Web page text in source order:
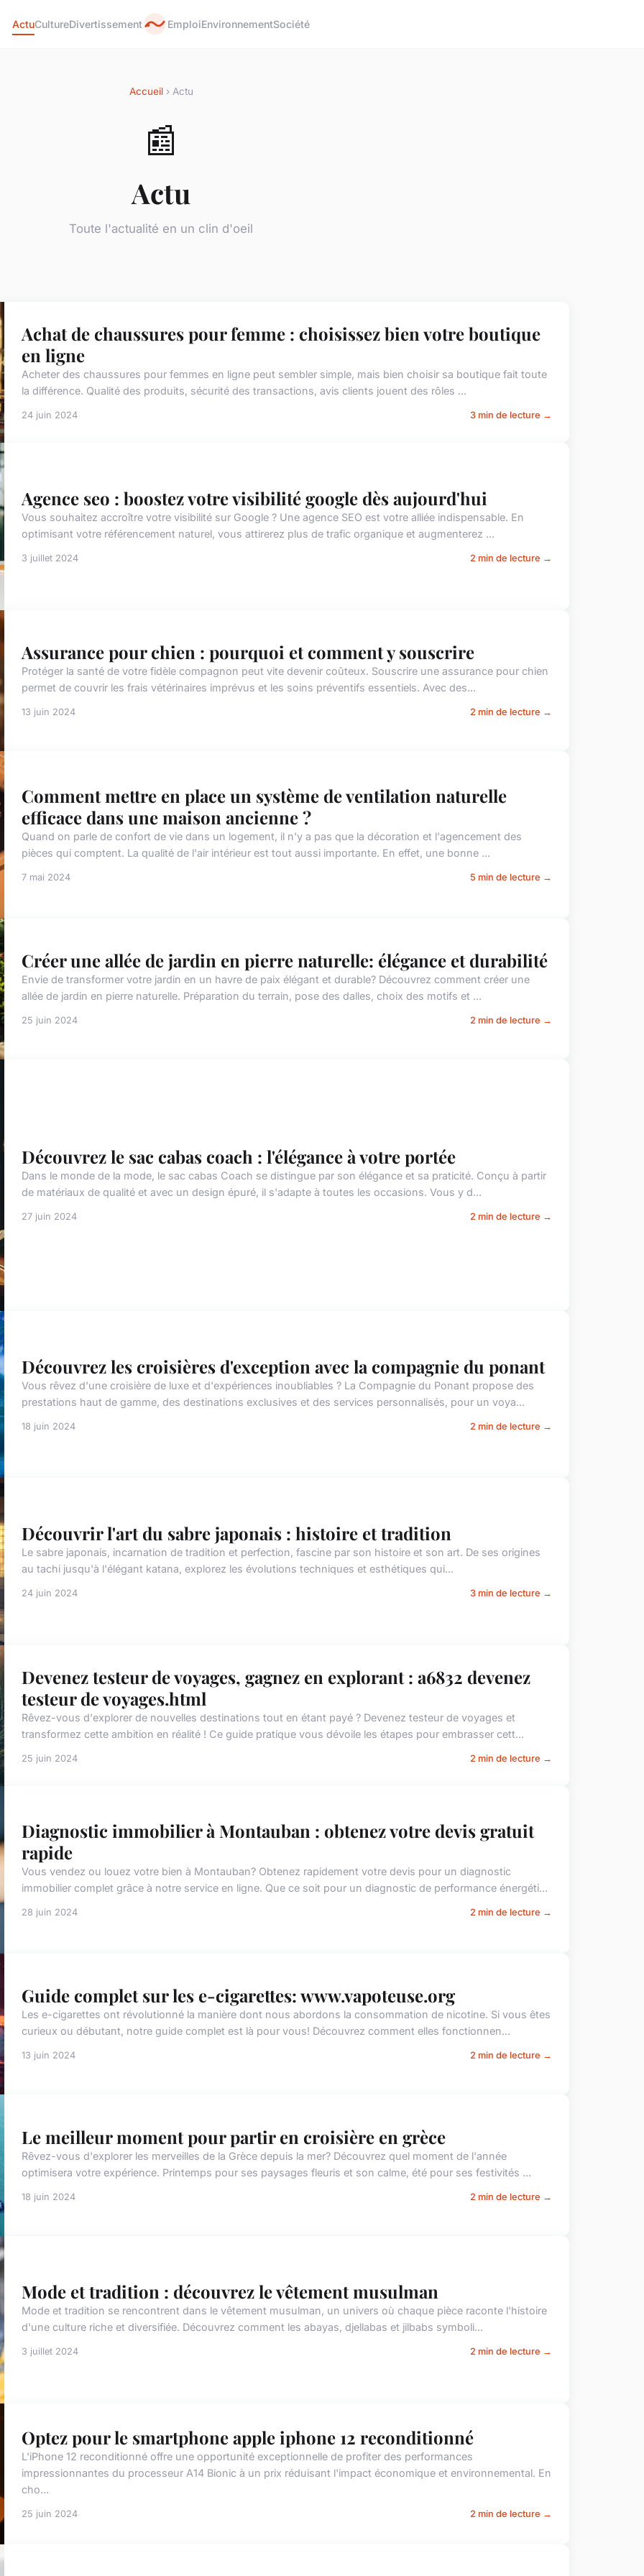
ActuCultureDivertissement EmploiEnvironnementSociété
Accueil› Actu
📰
Actu
Toute l'actualité en un clin d'oeil
Achat de chaussures pour femme : choisissez bien votre boutique
en ligne
Acheter des chaussures pour femmes en ligne peut sembler simple, mais bien choisir sa boutique fait toute
la différence. Qualité des produits, sécurité des transactions, avis clients jouent des rôles ...
24 juin 2024 3 min de lecture →
Agence seo : boostez votre visibilité google dès aujourd'hui
Vous souhaitez accroître votre visibilité sur Google ? Une agence SEO est votre alliée indispensable. En
optimisant votre référencement naturel, vous attirerez plus de trafic organique et augmenterez ...
3 juillet 2024 2 min de lecture →
Assurance pour chien : pourquoi et comment y souscrire
Protéger la santé de votre fidèle compagnon peut vite devenir coûteux. Souscrire une assurance pour chien
permet de couvrir les frais vétérinaires imprévus et les soins préventifs essentiels. Avec des...
13 juin 2024 2 min de lecture →
Comment mettre en place un système de ventilation naturelle
efficace dans une maison ancienne ?
Quand on parle de confort de vie dans un logement, il n'y a pas que la décoration et l'agencement des
pièces qui comptent. La qualité de l'air intérieur est tout aussi importante. En effet, une bonne ...
7 mai 2024 5 min de lecture →
Créer une allée de jardin en pierre naturelle: élégance et durabilité
Envie de transformer votre jardin en un havre de paix élégant et durable? Découvrez comment créer une
allée de jardin en pierre naturelle. Préparation du terrain, pose des dalles, choix des motifs et ...
25 juin 2024 2 min de lecture →
Découvrez le sac cabas coach : l'élégance à votre portée
Dans le monde de la mode, le sac cabas Coach se distingue par son élégance et sa praticité. Conçu à partir
de matériaux de qualité et avec un design épuré, il s'adapte à toutes les occasions. Vous y d...
27 juin 2024 2 min de lecture →
Découvrez les croisières d'exception avec la compagnie du ponant
Vous rêvez d'une croisière de luxe et d'expériences inoubliables ? La Compagnie du Ponant propose des
prestations haut de gamme, des destinations exclusives et des services personnalisés, pour un voya...
18 juin 2024 2 min de lecture →
Découvrir l'art du sabre japonais : histoire et tradition
Le sabre japonais, incarnation de tradition et perfection, fascine par son histoire et son art. De ses origines
au tachi jusqu'à l'élégant katana, explorez les évolutions techniques et esthétiques qui...
24 juin 2024 3 min de lecture →
Devenez testeur de voyages, gagnez en explorant : a6832 devenez
testeur de voyages.html
Rêvez-vous d'explorer de nouvelles destinations tout en étant payé ? Devenez testeur de voyages et
transformez cette ambition en réalité ! Ce guide pratique vous dévoile les étapes pour embrasser cett...
25 juin 2024 2 min de lecture →
Diagnostic immobilier à Montauban : obtenez votre devis gratuit
rapide
Vous vendez ou louez votre bien à Montauban? Obtenez rapidement votre devis pour un diagnostic
immobilier complet grâce à notre service en ligne. Que ce soit pour un diagnostic de performance énergéti...
28 juin 2024 2 min de lecture →
Guide complet sur les e-cigarettes: www.vapoteuse.org
Les e-cigarettes ont révolutionné la manière dont nous abordons la consommation de nicotine. Si vous êtes
curieux ou débutant, notre guide complet est là pour vous! Découvrez comment elles fonctionnen...
13 juin 2024 2 min de lecture →
Le meilleur moment pour partir en croisière en grèce
Rêvez-vous d'explorer les merveilles de la Grèce depuis la mer? Découvrez quel moment de l'année
optimisera votre expérience. Printemps pour ses paysages fleuris et son calme, été pour ses festivités ...
18 juin 2024 2 min de lecture →
Mode et tradition : découvrez le vêtement musulman
Mode et tradition se rencontrent dans le vêtement musulman, un univers où chaque pièce raconte l'histoire
d'une culture riche et diversifiée. Découvrez comment les abayas, djellabas et jilbabs symboli...
3 juillet 2024 2 min de lecture →
Optez pour le smartphone apple iphone 12 reconditionné
L'iPhone 12 reconditionné offre une opportunité exceptionnelle de profiter des performances
impressionnantes du processeur A14 Bionic à un prix réduisant l'impact économique et environnemental. En
cho...
25 juin 2024 2 min de lecture →